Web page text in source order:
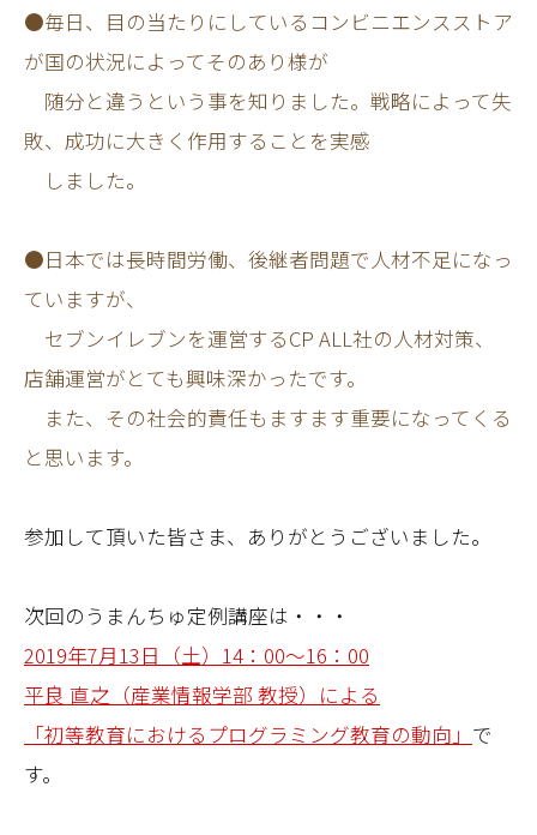
●毎日、目の当たりにしているコンビニエンスストア
が国の状況によってそのあり様が
随分と違うという事を知りました。戦略によって失
敗、成功に大きく作用することを実感
しました。
●日本では長時間労働、後継者問題で人材不足になっ
ていますが、
セブンイレブンを運営するCP ALL社の人材対策、
店舗運営がとても興味深かったです。
また、その社会的責任もますます重要になってくる
と思います。
参加して頂いた皆さま、ありがとうございました。
次回のうまんちゅ定例講座は・・・
2019年7月13日（土）14：00～16：00
平良 直之（産業情報学部 教授）による
「初等教育におけるプログラミング教育の動向」 で
す。